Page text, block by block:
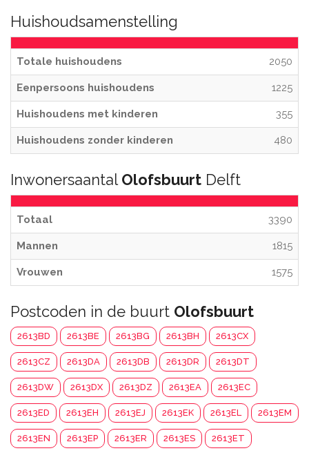
Huishoudsamenstelling
Totale huishoudens 2050
Eenpersoons huishoudens 1225
Huishoudens met kinderen 355
Huishoudens zonder kinderen 480
Inwonersaantal Olofsbuurt Delft
Totaal 3390
Mannen 1815
Vrouwen 1575
Postcoden in de buurt Olofsbuurt
2613BD 2613BE 2613BG 2613BH 2613CX
2613CZ 2613DA 2613DB 2613DR 2613DT
2613DW 2613DX 2613DZ 2613EA 2613EC
2613ED 2613EH 2613EJ 2613EK 2613EL 2613EM
2613EN 2613EP 2613ER 2613ES 2613ET